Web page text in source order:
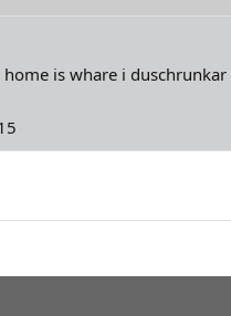
home is whare i duschrunkar